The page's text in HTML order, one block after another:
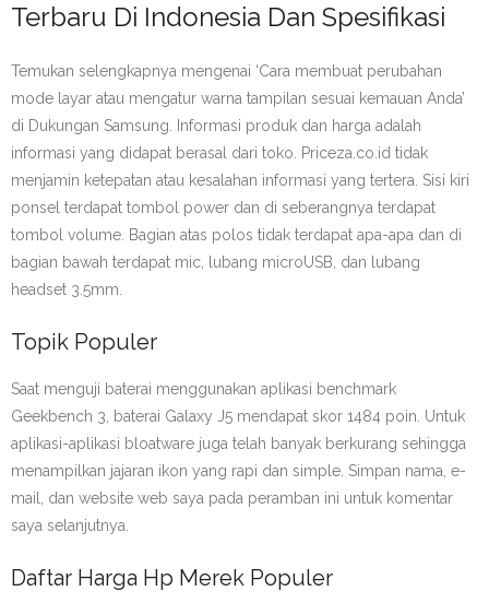
Terbaru Di Indonesia Dan Spesifikasi
Temukan selengkapnya mengenai ‘Cara membuat perubahan
mode layar atau mengatur warna tampilan sesuai kemauan Anda’
di Dukungan Samsung. Informasi produk dan harga adalah
informasi yang didapat berasal dari toko. Priceza.co.id tidak
menjamin ketepatan atau kesalahan informasi yang tertera. Sisi kiri
ponsel terdapat tombol power dan di seberangnya terdapat
tombol volume. Bagian atas polos tidak terdapat apa-apa dan di
bagian bawah terdapat mic, lubang microUSB, dan lubang
headset 3.5mm.
Topik Populer
Saat menguji baterai menggunakan aplikasi benchmark
Geekbench 3, baterai Galaxy J5 mendapat skor 1484 poin. Untuk
aplikasi-aplikasi bloatware juga telah banyak berkurang sehingga
menampilkan jajaran ikon yang rapi dan simple. Simpan nama, e-
mail, dan website web saya pada peramban ini untuk komentar
saya selanjutnya.
Daftar Harga Hp Merek Populer